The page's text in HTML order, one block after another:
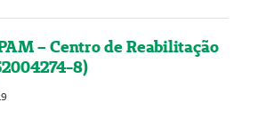
– Centro de Reabilitação
8)